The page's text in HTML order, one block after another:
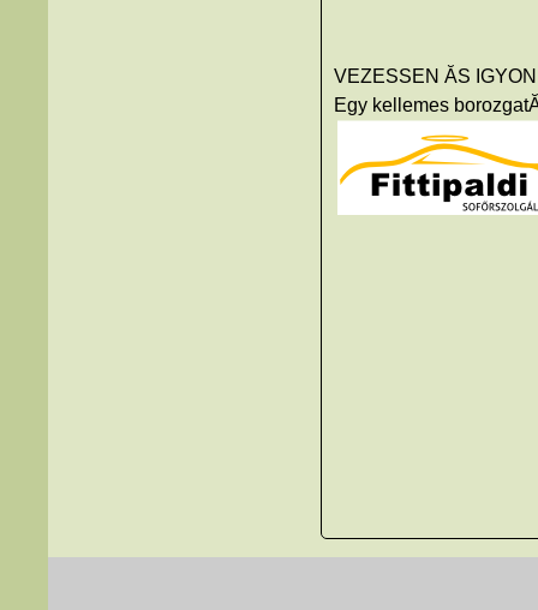
VEZESSEN ĂS
Egy kellemes